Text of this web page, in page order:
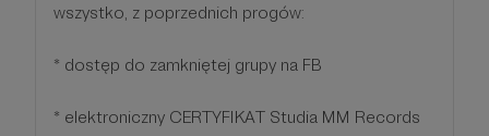
wszystko, z poprzednich progów:
* dostęp do zamkniętej grupy na FB
* elektroniczny CERTYFIKAT Studia MM Records